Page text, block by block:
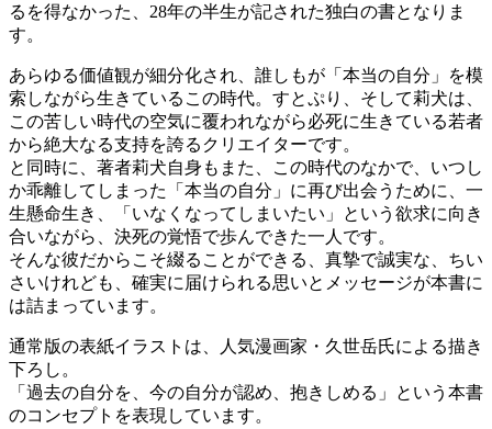
るを得なかった、28年の半生が記された独白の書となりま
す。
あらゆる価値観が細分化され、誰しもが「本当の自分」を模
索しながら生きているこの時代。すとぷり、そして莉犬は、
この苦しい時代の空気に覆われながら必死に生きている若者
から絶大なる支持を誇るクリエイターです。
と同時に、著者莉犬自身もまた、この時代のなかで、いつし
か乖離してしまった「本当の自分」に再び出会うために、一
生懸命生き、「いなくなってしまいたい」という欲求に向き
合いながら、決死の覚悟で歩んできた一人です。
そんな彼だからこそ綴ることができる、真摯で誠実な、ちい
さいけれども、確実に届けられる思いとメッセージが本書に
は詰まっています。
通常版の表紙イラストは、人気漫画家・久世岳氏による描き
下ろし。
「過去の自分を、今の自分が認め、抱きしめる」という本書
のコンセプトを表現しています。